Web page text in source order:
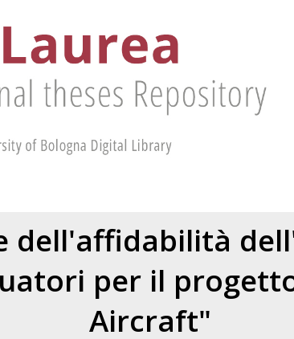
dell'affidabilità
per il
Aircraft"